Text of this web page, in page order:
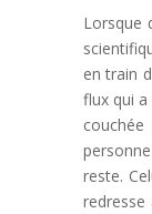
Lorsque
en train
flux qui
reste.